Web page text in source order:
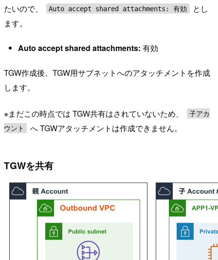
たいので、
Auto accept shared attachments: 有効
とし
ます。
Auto accept shared attachments: 有効
TGW作成後、TGW用サブネットへのアタッチメントを作成
します。
※まだこの時点では TGW共有はされていないため、
子アカ
ウント
へ TGWアタッチメントは作成できません。
TGWを共有